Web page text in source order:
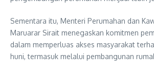
Sementara itu, Menteri Perumahan dan
Maruarar Sirait menegaskan komitmen
dalam memperluas akses masyarakat
huni, termasuk melalui pembangunan